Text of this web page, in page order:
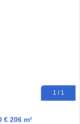
1 / 1
206 m²